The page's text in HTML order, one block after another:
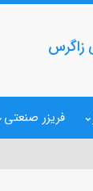
زاگرس
فریزر صنعتی